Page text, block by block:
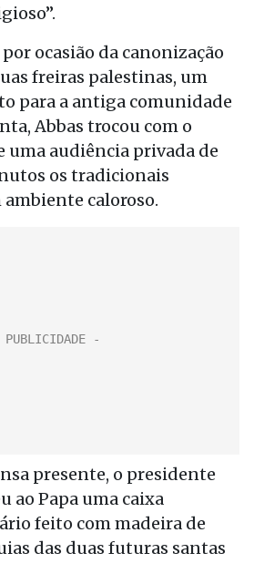
ocasião da canonização
freiras palestinas, um
para a antiga comunidade
Abbas trocou com o
audiência privada de
os tradicionais
caloroso.
presente, o presidente
ao Papa uma caixa
feito com madeira de
das duas futuras santas